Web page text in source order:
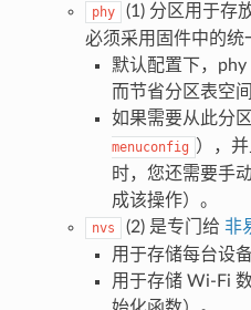
phy
(1) 分区用于存
必须采用固件中的统
默认配置下，
而节省分区表空
如果需要从此分
menuconfig
），
时，您还需要手
成该操作）。
nvs (2) 是专门给 非
用于存储每台设
用于存储 Wi-Fi